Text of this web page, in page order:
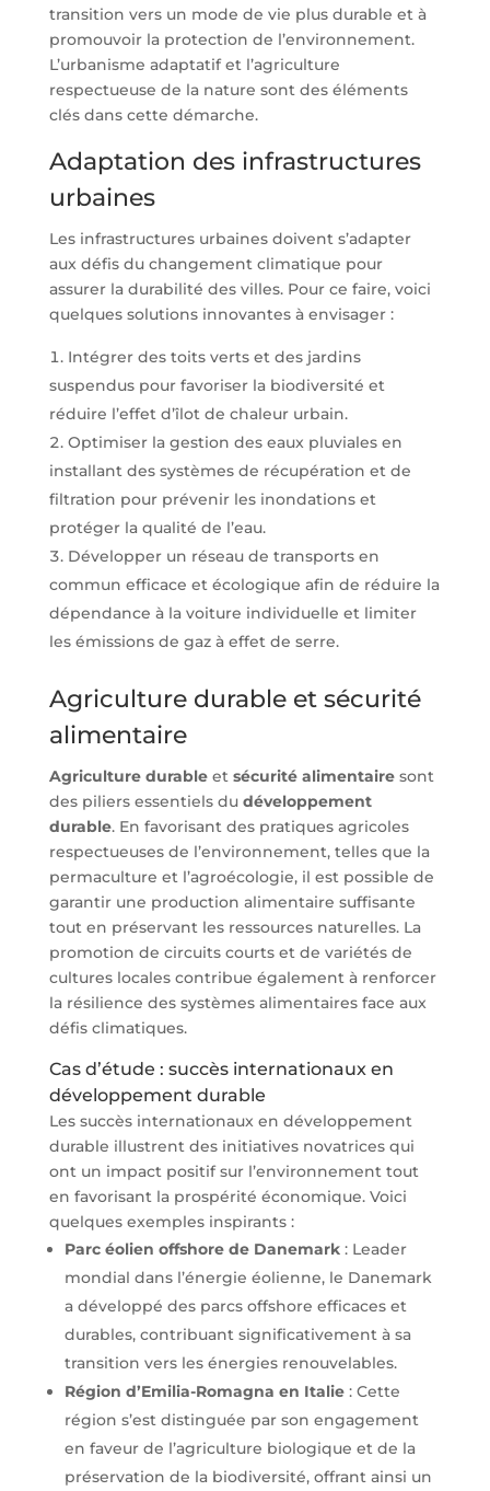
transition vers un mode de vie plus durable et à
promouvoir la protection de l’environnement.
L’urbanisme adaptatif et l’agriculture
respectueuse de la nature sont des éléments
clés dans cette démarche.
Adaptation des infrastructures
urbaines
Les infrastructures urbaines doivent s’adapter
aux défis du changement climatique pour
assurer la durabilité des villes. Pour ce faire, voici
quelques solutions innovantes à envisager :
Intégrer des toits verts et des jardins
suspendus pour favoriser la biodiversité et
réduire l’effet d’îlot de chaleur urbain.
Optimiser la gestion des eaux pluviales en
installant des systèmes de récupération et de
filtration pour prévenir les inondations et
protéger la qualité de l’eau.
Développer un réseau de transports en
commun efficace et écologique afin de réduire la
dépendance à la voiture individuelle et limiter
les émissions de gaz à effet de serre.
Agriculture durable et sécurité
alimentaire
Agriculture durableet sécurité alimentairesont
des piliers essentiels du développement
durable. En favorisant des pratiques agricoles
respectueuses de l’environnement, telles que la
permaculture et l’agroécologie, il est possible de
garantir une production alimentaire suffisante
tout en préservant les ressources naturelles. La
promotion de circuits courts et de variétés de
cultures locales contribue également à renforcer
la résilience des systèmes alimentaires face aux
défis climatiques.
Cas d’étude : succès internationaux en
développement durable
Les succès internationaux en développement
durable illustrent des initiatives novatrices qui
ont un impact positif sur l’environnement tout
en favorisant la prospérité économique. Voici
quelques exemples inspirants :
Parc éolien offshore de Danemark: Leader
mondial dans l’énergie éolienne, le Danemark
a développé des parcs offshore efficaces et
durables, contribuant significativement à sa
transition vers les énergies renouvelables.
Région d’Emilia-Romagna en Italie: Cette
région s’est distinguée par son engagement
en faveur de l’agriculture biologique et de la
préservation de la biodiversité, offrant ainsi un